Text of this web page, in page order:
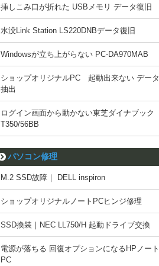
挿しこみ口が折れた USBメモリ データ復旧
水没Link Station LS220DNBデータ復旧
Windowsが立ち上がらない PC-DA970MAB
ショップオリジナルPC 起動出来ない データ
抽出
ログイン画面から動かない東芝ダイナブック
T350/56BB
パソコン修理
M.2 SSD故障｜ DELL inspiron
ショップオリジナルノートPCヒンジ修理
SSD換装｜NEC LL750/H 起動ドライブ交換
電源が落ちる 回復オプションになるHPノート
PC